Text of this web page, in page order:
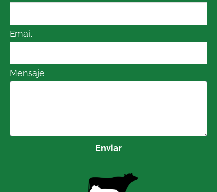
Email
Mensaje
Enviar